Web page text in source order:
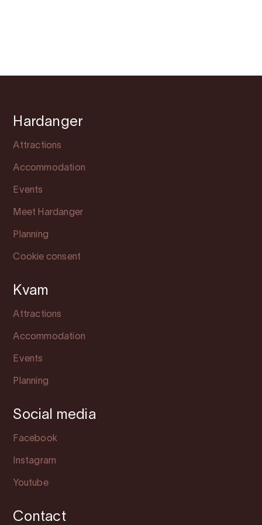
Hardanger
Attractions
Accommodation
Events
Meet Hardanger
Planning
Cookie consent
Kvam
Attractions
Accommodation
Events
Planning
Social media
Facebook
Instagram
Youtube
Contact